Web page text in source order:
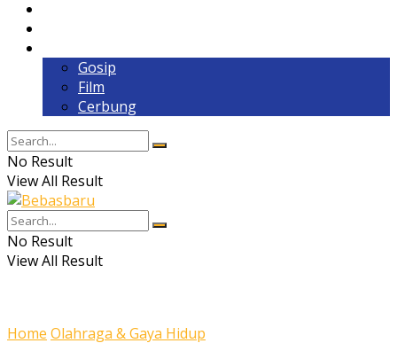
Gosip
Film
Cerbung
No Result
View All Result
No Result
View All Result
Home Olahraga & Gaya Hidup